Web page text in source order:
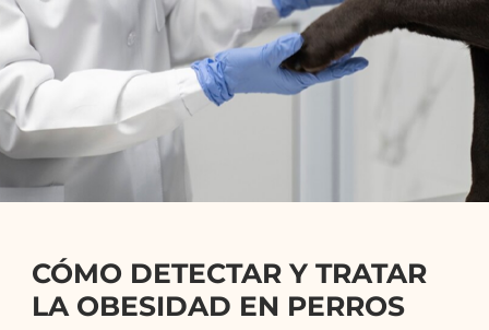
CÓMO DETECTAR Y TRATAR
LA OBESIDAD EN PERROS